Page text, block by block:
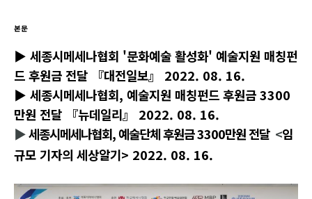
본문
▶ 세종시메세나협회 '문화예술 활성화' 예술지원 매칭펀
드 후원금 전달
『대전일보』 2022. 08. 16.
▶ 세종시메세나협회, 예술지원 매칭펀드 후원금 3300
만원 전달
『뉴데일리』 2022. 08. 16.
▶세종시메세나협회, 예술단체 후원금 3300만원 전달<임
규모 기자의 세상알기> 2022. 08. 16.